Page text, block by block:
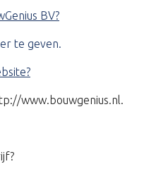
BV?
te geven.
www.bouwgenius.nl.